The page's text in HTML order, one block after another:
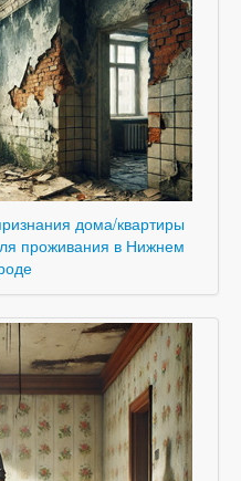
дома/квартиры
проживания в Нижнем